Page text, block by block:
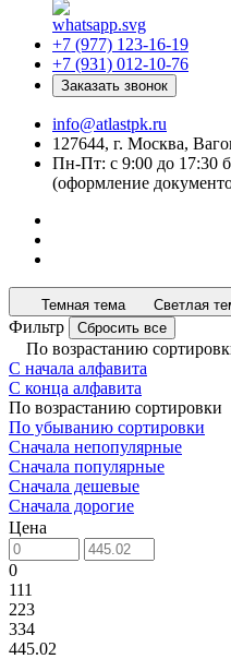
+7 (977) 123-16-19
+7 (931) 012-10-76
Заказать звонок
info@atlastpk.ru
127644, г. Москва,
Пн-Пт: с 9:00 до 17:30
(оформление
Темная тема Светлая
Фильтр Сбросить все
По возрастанию
С начала алфавита
С конца алфавита
По возрастанию сортировки
По убыванию сортировки
Сначала непопулярные
Сначала популярные
Сначала дешевые
Сначала дорогие
Цена
0
111
223
334
445.02